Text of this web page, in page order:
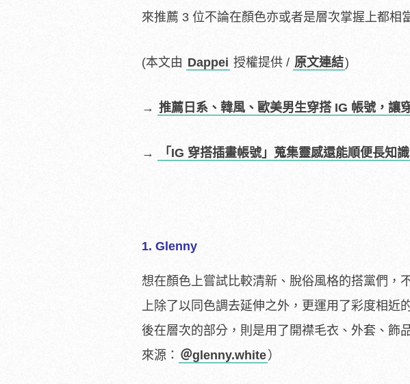
來推薦 3 位不論在顏色亦或者是層次掌握上都相
(本文由 Dappei 授權提供 / 原文連結)
→ 推薦日系、韓風、歐美男生穿搭 IG 帳號，讓
→ 「IG 穿搭插畫帳號」蒐集靈感還能順便長知識
1. Glenny
想在顏色上嘗試比較清新、脫俗風格的搭黨們，
上除了以同色調去延伸之外，更運用了彩度相
後在層次的部分，則是用了開襟毛衣、外套、飾
來源： ＠glenny.white）